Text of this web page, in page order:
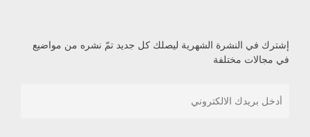
إشترك في النشرة الشهرية ليصلك كل جديد تمّ نشره من مواضيع
في مجالات مختلفة